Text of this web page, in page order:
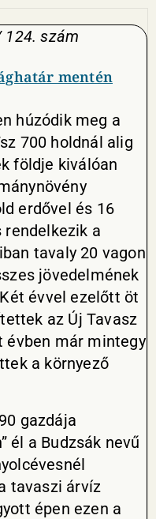
124. szám
mentén
húzódik meg a
700 holdnál alig
földje kiválóan
erdővel és 16
a
tavaly 20 vagon
jövedelmének
évvel ezelőtt öt
az Új Tavasz
évben már mintegy
a környező
gazdája
él a Budzsák nevű
tavaszi árvíz
épen ezen a